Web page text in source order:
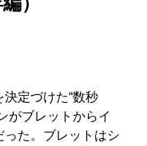
定づけた“数秒
がブレットからイ
った。ブレットはシ